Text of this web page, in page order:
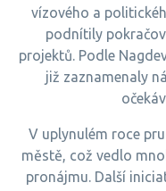
vízového a
podnítily
projektů. Podle
již zaznamenaly
V uplynulém roce
městě, což vedlo
pronájmu. Další